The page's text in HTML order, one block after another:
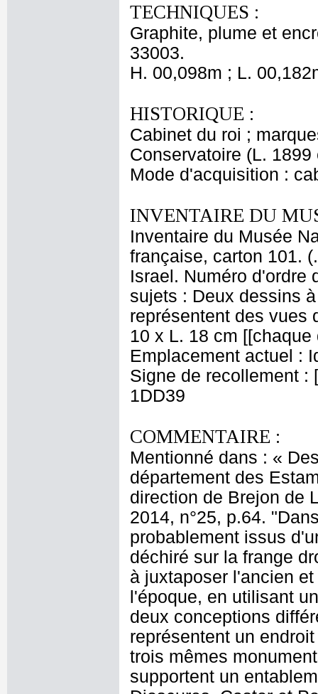
TECHNIQUES :
Graphite, plume et
33003.
H. 00,098m ; L.
HISTORIQUE :
Cabinet du roi ;
Conservatoire (L. 1899
Mode d'acquisition :
INVENTAIRE DU
Inventaire du Musée
française, carton 101.
Israel. Numéro d'ordre
sujets : Deux dessins
représentent des vues
10 x L. 18 cm
Emplacement actuel :
Signe de recollement :
1DD39
COMMENTAIRE :
Mentionné dans : «
département des
direction de Brejon de
2014, n°25, p.64.
probablement issus
déchiré sur la frange
à juxtaposer l'ancien
l'époque, en utilisant
deux conceptions
représentent un
trois mêmes
supportent un